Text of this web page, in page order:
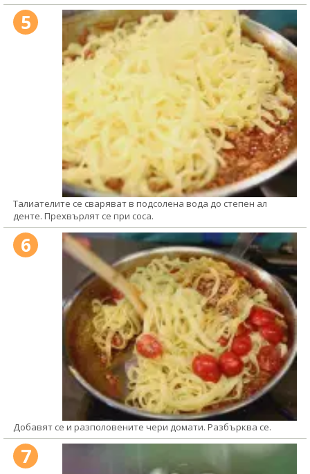
5
Талиателите се сваряват в подсолена вода до степен ал
денте. Прехвърлят се при соса.
6
Добавят се и разполовените чери домати. Разбърква се.
7